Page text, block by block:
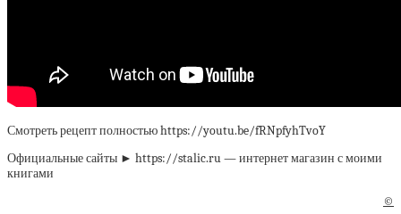
Смотреть рецепт полностью https://youtu.be/fRNpfyhTvoY
Официальные сайты ► https://stalic.ru — интернет магазин с моими
книгами
©